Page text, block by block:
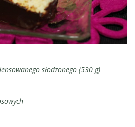
słodzonego (530 g)